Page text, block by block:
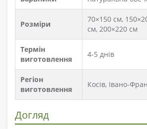
Розміри
70×150 см,
см, 200×220 см
Термін
виготовлення
4-5 днів
Регіон
виготовлення
Косів, Івано-
Догляд